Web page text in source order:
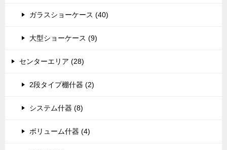
ガラスショーケース (40)
大型ショーケース (9)
センターエリア (28)
2段タイプ棚什器 (2)
システム什器 (8)
ボリューム什器 (4)